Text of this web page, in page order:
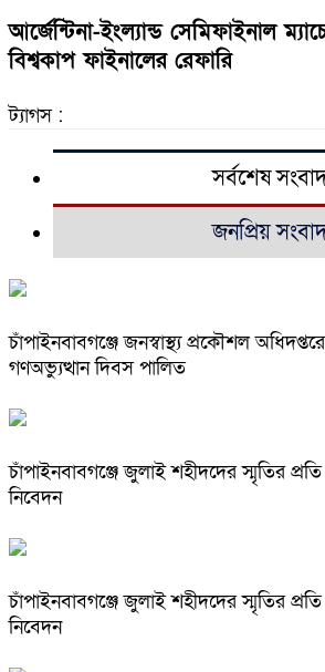
আর্জেন্টিনা-ইংল্যান্ড সেমিফাইনাল
বিশ্বকাপ ফাইনালের রেফারি
ট্যাগস :
সর্বশেষ
জনপ্রিয়
চাঁপাইনবাবগঞ্জে জনস্বাস্থ্য প্রকৌশল
গণঅভ্যুত্থান দিবস পালিত
চাঁপাইনবাবগঞ্জে জুলাই শহীদদের স্মৃতির
নিবেদন
চাঁপাইনবাবগঞ্জে জুলাই শহীদদের স্মৃতির প্রতি
নিবেদন